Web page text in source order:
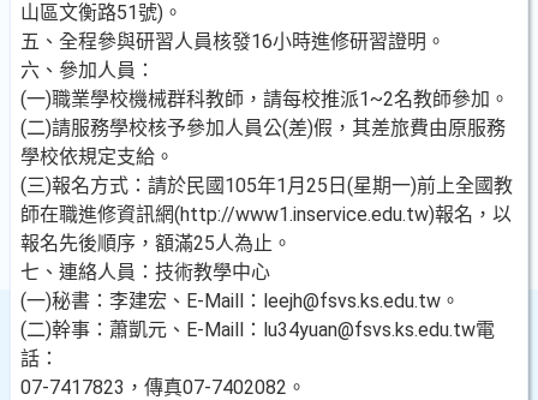
山區文衡路51號)。
五、全程參與研習人員核發16小時進修研習證明。
六、參加人員：
(一)職業學校機械群科教師，請每校推派1~2名教師參加。
(二)請服務學校核予參加人員公(差)假，其差旅費由原服務
學校依規定支給。
(三)報名方式：請於民國105年1月25日(星期一)前上全國教
師在職進修資訊網(http://www1.inservice.edu.tw)報名，以
報名先後順序，額滿25人為止。
七、連絡人員：技術教學中心
(一)秘書：李建宏、E-Maill：leejh@fsvs.ks.edu.tw。
(二)幹事：蕭凱元、E-Maill：lu34yuan@fsvs.ks.edu.tw電
話：
07-7417823，傳真07-7402082。